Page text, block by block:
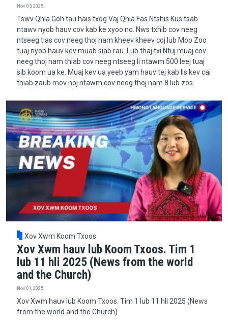
Nov 03, 2025
Tswv Qhia Goh tau hais txog Vaj Qhia Fas Ntshis Kus tsab
ntawv nyob hauv cov kab ke xyoo no. Nws txhib cov neeg
ntseeg tias cov neeg thoj nam kheev kheev coj lub Moo Zoo
tuaj nyob hauv kev muab siab rau. Lub thaj txi Ntuj muaj cov
neeg thoj nam thiab cov neeg ntseeg li ntawm 500 leej tuaj
sib koom ua ke. Muaj kev ua yeeb yam hauv tej kab lis kev cai
thiab zaub mov noj ntawm cov neeg thoj nam 8 lub zos.
Xov Xwm Koom Txoos
Xov Xwm hauv lub Koom Txoos. Tim 1
lub 11 hli 2025 (News from the world
and the Church)
Nov 01, 2025
Xov Xwm hauv lub Koom Txoos. Tim 1 lub 11 hli 2025 (News
from the world and the Church)